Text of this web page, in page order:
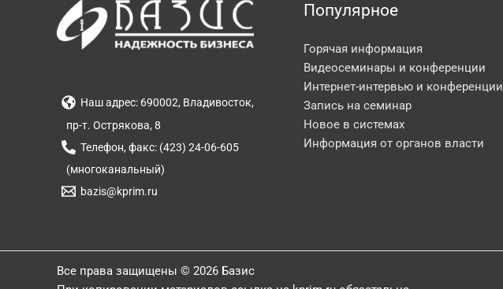
Наш адрес: 690002, Владивосток,
пр-т. Острякова, 8
Телефон, факс: (423) 24-06-605
(многоканальный)
bazis@kprim.ru
Популярное
Горячая информация
Видеосеминары и конференции
Интернет-интервью и конференции
Запись на семинар
Новое в системах
Информация от органов власти
Все права защищены © 2026 Базис